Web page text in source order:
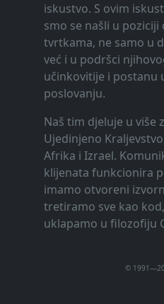
iskustvo. S ovim
smo se našli u
tvrtkama, ne samo u
već i u podršci
učinkovitije i postanu
poslovanju.
Naš tim djeluje u više
Ujedinjeno
Afrika i Izrael.
klijenata funkcionira
imamo otvoreni
tretiramo sve kao
uklapamo u filozofiju
©